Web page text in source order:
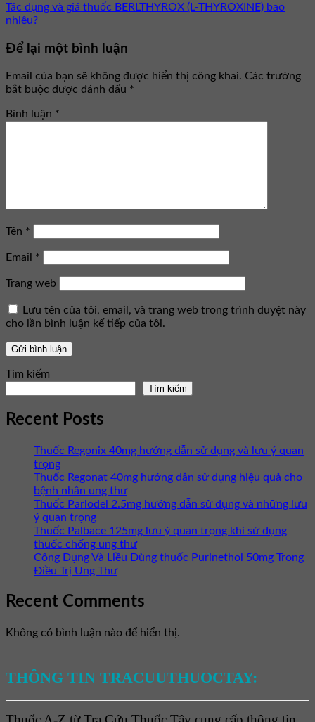
Tác dụng và giá thuốc BERLTHYROX (L-THYROXINE) bao
nhiêu?
Để lại một bình luận
Email của bạn sẽ không được hiển thị công khai. Các trường
bắt buộc được đánh dấu *
Bình luận *
Tên *
Email *
Trang web
Lưu tên của tôi, email, và trang web trong trình duyệt này
cho lần bình luận kế tiếp của tôi.
Tìm kiếm
Tìm kiếm
Recent Posts
Thuốc Regonix 40mg hướng dẫn sử dụng và lưu ý quan
trọng
Thuốc Regonat 40mg hướng dẫn sử dụng hiệu quả cho
bệnh nhân ung thư
Thuốc Parlodel 2.5mg hướng dẫn sử dụng và những lưu
ý quan trọng
Thuốc Palbace 125mg lưu ý quan trọng khi sử dụng
thuốc chống ung thư
Công Dụng Và Liều Dùng thuốc Purinethol 50mg Trong
Điều Trị Ung Thư
Recent Comments
Không có bình luận nào để hiển thị.
THÔNG TIN TRACUUTHUOCTAY: